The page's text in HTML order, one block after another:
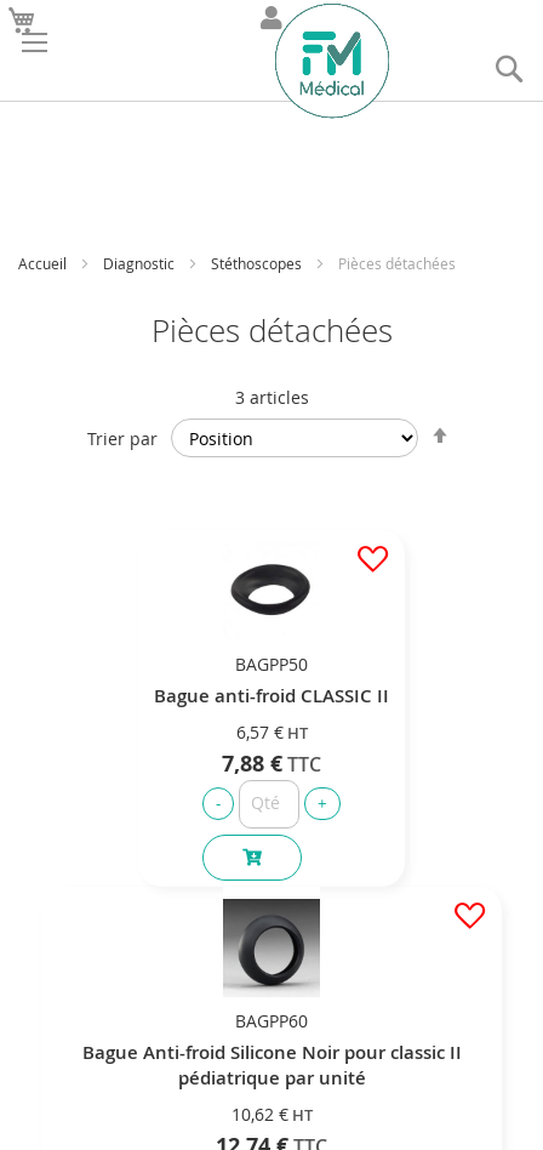
Accueil Diagnostic Stéthoscopes Pièces détachées
Pièces détachées
3articles
Trier par
BAGPP50
Bague anti-froid CLASSIC II
6,57 €
7,88 €
BAGPP60
Bague Anti-froid Silicone Noir pour classic II
pédiatrique par unité
10,62 €